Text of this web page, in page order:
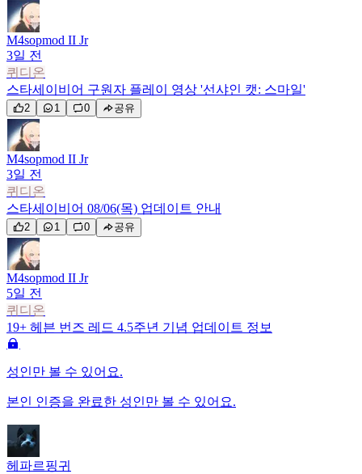
M4sopmod II Jr
3일 전
퀴디온
스타세이비어 구원자 플레이 영상 '선샤인 캣: 스마일'
2 1 0 공유
M4sopmod II Jr
3일 전
퀴디온
스타세이비어 08/06(목) 업데이트 안내
2 1 0 공유
M4sopmod II Jr
5일 전
퀴디온
19+ 헤븐 번즈 레드 4.5주년 기념 업데이트 정보
성인만 볼 수 있어요.
본인 인증을 완료한 성인만 볼 수 있어요.
헤파르핑귀